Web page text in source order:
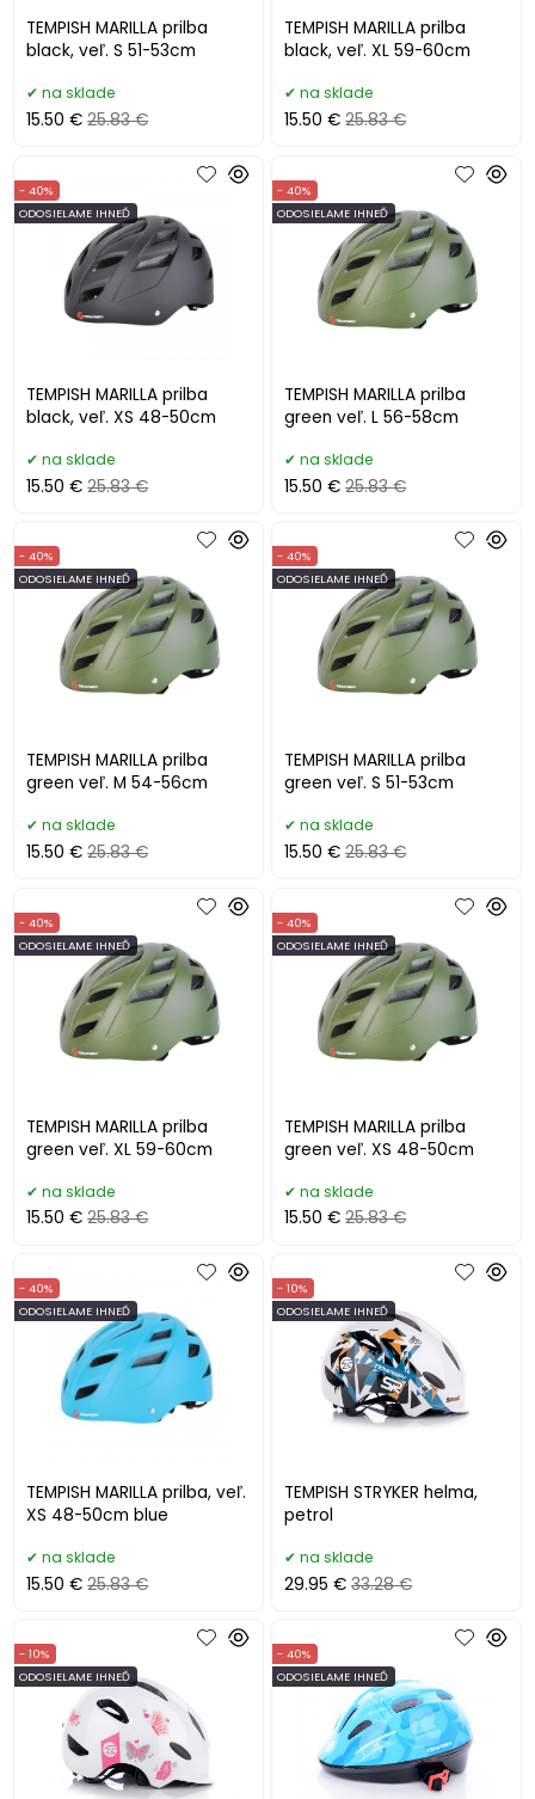
TEMPISH MARILLA prilba
black, veľ. S 51-53cm
na sklade
15.50 € 25.83 €
TEMPISH MARILLA prilba
black, veľ. XL 59-60cm
na sklade
15.50 € 25.83 €
TEMPISH MARILLA prilba
black, veľ. XS 48-50cm
- 40%
ODOSIELAME IHNEĎ
na sklade
15.50 € 25.83 €
TEMPISH MARILLA prilba
green veľ. L 56-58cm
- 40%
ODOSIELAME IHNEĎ
na sklade
15.50 € 25.83 €
TEMPISH MARILLA prilba
green veľ. M 54-56cm
- 40%
ODOSIELAME IHNEĎ
na sklade
15.50 € 25.83 €
TEMPISH MARILLA prilba
green veľ. S 51-53cm
- 40%
ODOSIELAME IHNEĎ
na sklade
15.50 € 25.83 €
TEMPISH MARILLA prilba
green veľ. XL 59-60cm
- 40%
ODOSIELAME IHNEĎ
na sklade
15.50 € 25.83 €
TEMPISH MARILLA prilba
green veľ. XS 48-50cm
- 40%
ODOSIELAME IHNEĎ
na sklade
15.50 € 25.83 €
TEMPISH MARILLA prilba, veľ.
XS 48-50cm blue
- 40%
ODOSIELAME IHNEĎ
na sklade
15.50 € 25.83 €
TEMPISH STRYKER helma,
petrol
- 10%
ODOSIELAME IHNEĎ
na sklade
29.95 € 33.28 €
- 10%
ODOSIELAME IHNEĎ
- 40%
ODOSIELAME IHNEĎ